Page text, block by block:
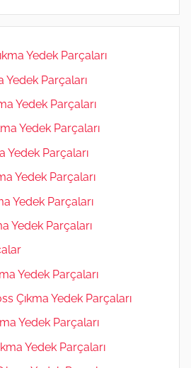
m
Yedek Parçaları
Yedek Parçaları
Yedek Parçaları
Yedek Parçaları
Yedek Parçaları
Yedek Parçaları
Yedek Parçaları
Yedek Parçaları
Yedek Parçaları
Çıkma Yedek Parçaları
Yedek Parçaları
Yedek Parçaları